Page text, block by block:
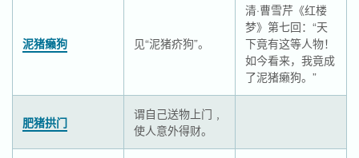
泥猪癞狗 见“泥猪疥狗”。
清·曹雪芹《红楼
梦》第七回：“天
下竟有这等人物！
如今看来，我竟成
了泥猪癞狗。”
肥猪拱门
谓自己送物上门﹐
使人意外得财。